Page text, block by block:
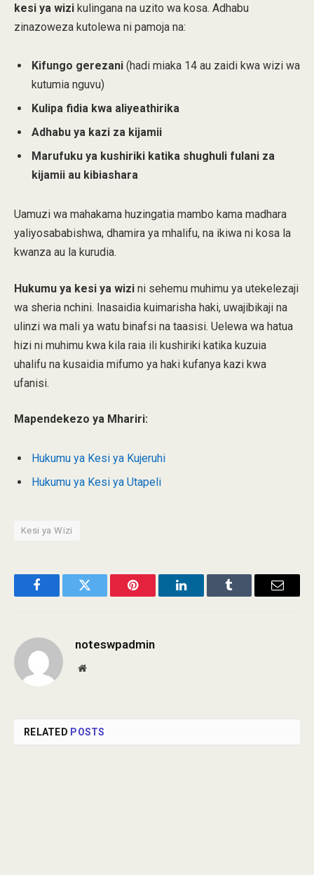
kesi ya wizi kulingana na uzito wa kosa. Adhabu
zinazoweza kutolewa ni pamoja na:
Kifungo gerezani (hadi miaka 14 au zaidi kwa wizi wa
kutumia nguvu)
Kulipa fidia kwa aliyeathirika
Adhabu ya kazi za kijamii
Marufuku ya kushiriki katika shughuli fulani za
kijamii au kibiashara
Uamuzi wa mahakama huzingatia mambo kama madhara
yaliyosababishwa, dhamira ya mhalifu, na ikiwa ni kosa la
kwanza au la kurudia.
Hukumu ya kesi ya wizi ni sehemu muhimu ya utekelezaji
wa sheria nchini. Inasaidia kuimarisha haki, uwajibikaji na
ulinzi wa mali ya watu binafsi na taasisi. Uelewa wa hatua
hizi ni muhimu kwa kila raia ili kushiriki katika kuzuia
uhalifu na kusaidia mifumo ya haki kufanya kazi kwa
ufanisi.
Mapendekezo ya Mhariri:
Hukumu ya Kesi ya Kujeruhi
Hukumu ya Kesi ya Utapeli
Kesi ya Wizi
FacebookTwitter Pinterest LinkedInTumblr Email
noteswpadmin
Website
RELATED POSTS